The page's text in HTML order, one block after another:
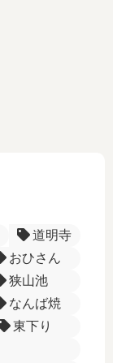
道明寺
おひさん
狭山池
なんば焼
東下り